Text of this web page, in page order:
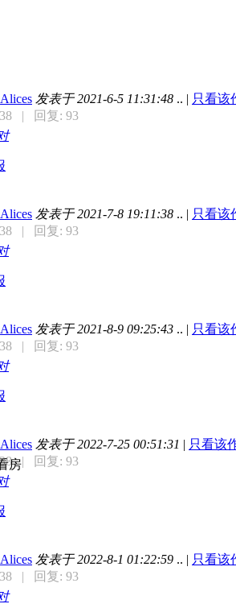
Alices 发表于 2021-6-5 11:31:48 .. | 只看该
| 回复: 93
Alices 发表于 2021-7-8 19:11:38 .. | 只看该
| 回复: 93
Alices 发表于 2021-8-9 09:25:43 .. | 只看该
| 回复: 93
Alices 发表于 2022-7-25 00:51:31 | 只看该
| 回复: 93
房
Alices 发表于 2022-8-1 01:22:59 .. | 只看该
| 回复: 93